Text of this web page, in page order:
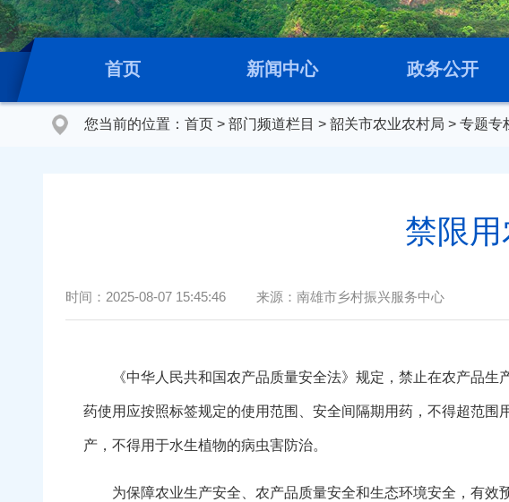
首页 新闻中心 政务公开
您当前的位置： 首页 > 部门频道栏目 > 韶关市农业农村局 > 专题专
禁限用
时间： 2025-08-07 15:45:46 来源： 南雄市乡村振兴服务中心
《中华人民共和国农产品质量安全法》规定，禁止在农产品生
药使用应按照标签规定的使用范围、安全间隔期用药，不得超范
产，不得用于水生植物的病虫害防治。
为保障农业生产安全、农产品质量安全和生态环境安全，有效